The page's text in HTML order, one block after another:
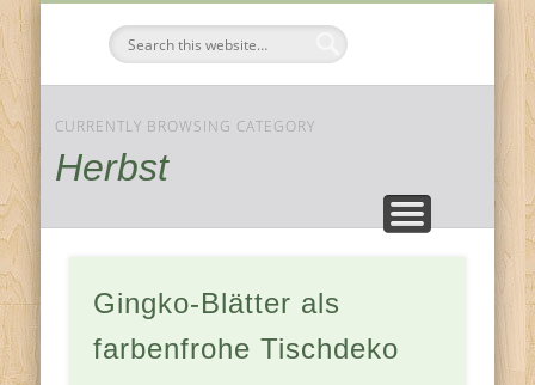
Tischdeko-
CURRENTLY BROWSING CATEGORY
Herbst
Gingko-Blätter als
farbenfrohe Tischdeko